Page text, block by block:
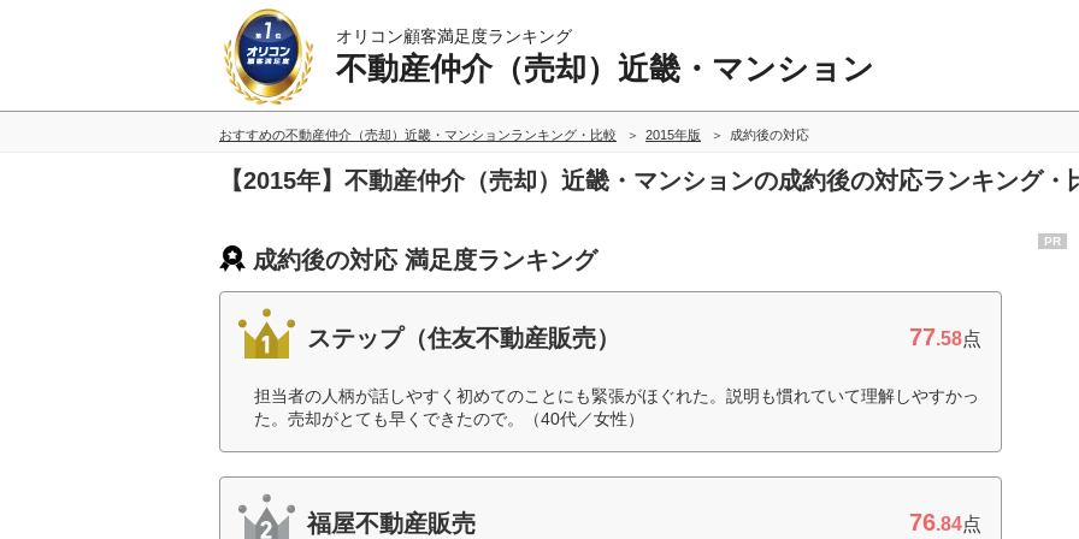
オリコン顧客満足度ランキング
不動産仲介（売却）近畿・マンション
おすすめの不動産仲介（売却）近畿・マンションランキング・比較 2015年版 成約後の対応
【2015年】不動産仲介（売却）近畿・マンションの成約後の対応ランキング・
成約後の対応 満足度ランキング
ステップ（住友不動産販売） 77.58点
担当者の人柄が話しやすく初めてのことにも緊張がほぐれた。説明も慣れていて理解しやすかっ
た。売却がとても早くできたので。（40代／女性）
福屋不動産販売 76.84点
PR